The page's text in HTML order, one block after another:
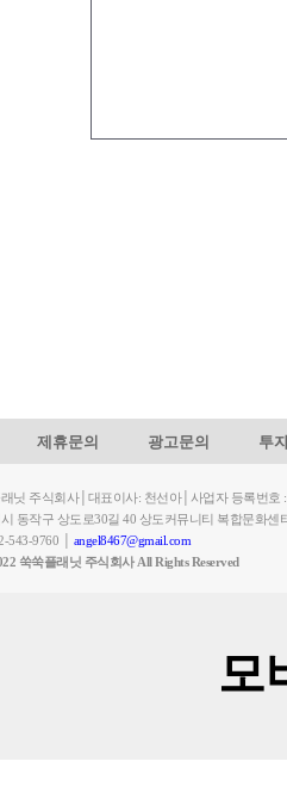
제휴문의 광고문의 투
닛 주식회사│대표이사: 천선아│사업자 등록번호
동작구 상도로30길 40 상도커뮤니티 복합문화
543-9760 │ angel8467@gmail.com
쑥쑥플래닛 주식회사 All Rights Reserved
모